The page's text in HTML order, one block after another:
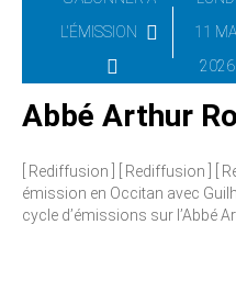
L'ÉMISSION
11 MAI
2026
Abbé Arthur
[ Rediffusion ] [ Rediffusion ] [
émission en Occitan avec
cycle d’émissions sur l’Abbé